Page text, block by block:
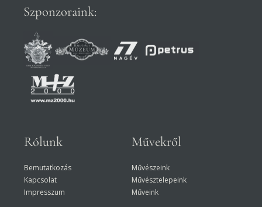
Szponzoraink:
Rólunk
Bemutatkozás
Kapcsolat
Impresszum
Művekről
Művészeink
Művésztelepeink
Műveink